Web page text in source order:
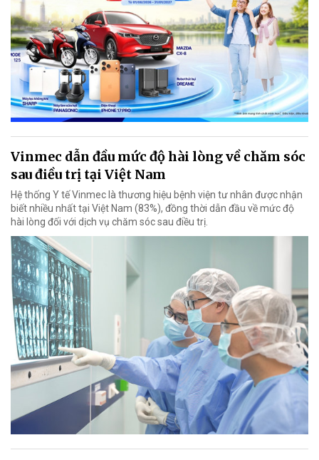
Vinmec dẫn đầu mức độ hài lòng về chăm sóc
sau điều trị tại Việt Nam
Hệ thống Y tế Vinmec là thương hiệu bệnh viện tư nhân được nhận
biết nhiều nhất tại Việt Nam (83%), đồng thời dẫn đầu về mức độ
hài lòng đối với dịch vụ chăm sóc sau điều trị.